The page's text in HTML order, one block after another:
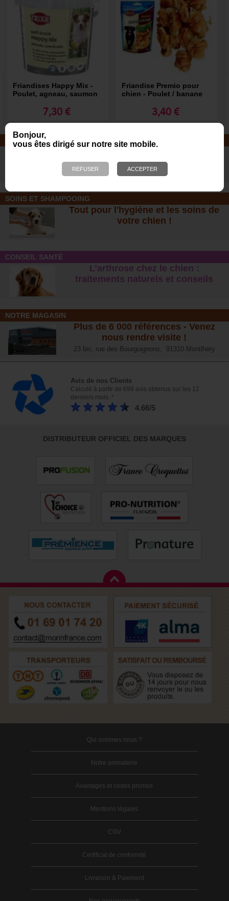
Bonjour,
vous êtes dirigé sur notre site mobile.
Friandises Happy Mix -
Poulet, agneau, saumon
7,30 €
Friandise Premio pour
chien - Poulet / banane
3,40 €
JOUETS EN CORDE
des heures de jeux avec votre chien
!
SOINS ET SHAMPOOING
Tout pour l'hygiène et les soins de
votre chien !
CONSEIL SANTÉ
L’arthrose chez le chien :
traitements naturels et conseil s
NOTRE MAGASIN
Plus de 6 000 références - Venez
nous rendre visite !
23 bis, rue des Bourguignons, 91310 Montlhéry
Avis de nos Clients
Calculé à partir de 699 avis obtenus sur les 12
derniers mois. *
4.66/5
DISTRIBUTEUR OFFICIEL DES MARQUES
Qui sommes nous ?
Notre animalerie
Avantages et codes promos
Mentions légales
CGV
Certificat de conformité
Livraison & Paiement